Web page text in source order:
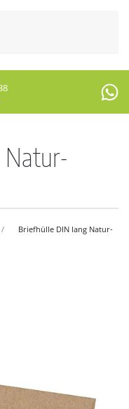
Natur-
Briefhülle DIN lang Natur-